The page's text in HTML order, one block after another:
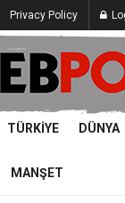
Privacy Policy
TÜRKIYE DÜNYA
MANŞET